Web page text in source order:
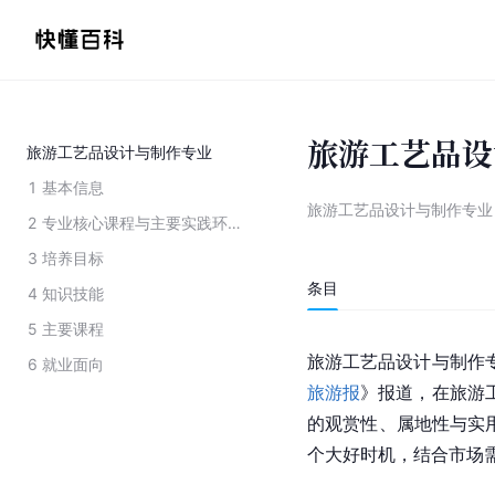
旅游工艺品设计与制作专业
1 基本信息
2
专业核心课程与主要实践环节
3 培养目标
4 知识技能
5 主要课程
6 就业面向
旅游工艺品
旅游工艺品设计与制作专业
条目
旅游工艺品设计与制作
旅游报》报道，在旅游
的观赏性、属地性与实
个大好时机，结合市场